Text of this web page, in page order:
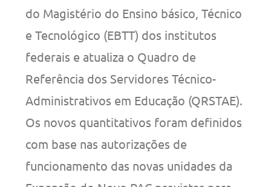
do Magistério do Ensino básico, Técnico
e Tecnológico (EBTT) dos institutos
federais e atualiza o Quadro de
Referência dos Servidores Técnico-
Administrativos em Educação (QRSTAE).
Os novos quantitativos foram definidos
com base nas autorizações de
funcionamento das novas unidades da